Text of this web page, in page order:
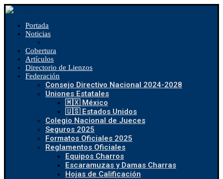
Portada
Noticias
Cobertura
Artículos
Directorio de Lienzos
Federación
Consejo Directivo Nacional 2024-2028
Uniones Estatales
🇲🇽 México
🇺🇸 Estados Unidos
Colegio Nacional de Jueces
Seguros 2025
Formatos Oficiales 2025
Reglamentos Oficiales
Equipos Charros
Escaramuzas y Damas Charras
Hojas de Calificación